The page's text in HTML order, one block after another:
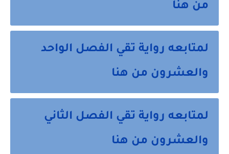
من هنا
لمتابعه رواية تقي الفصل الواحد
والعشرون من هنا
لمتابعه رواية تقي الفصل الثاني
والعشرون من هنا